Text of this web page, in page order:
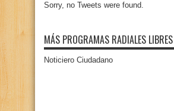
Sorry, no Tweets were found.
MÁS PROGRAMAS RADIALES LIBRES
Noticiero Ciudadano